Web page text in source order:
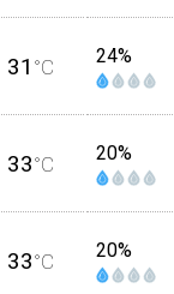
31 °C 24%
33°C 20%
33°C 20%